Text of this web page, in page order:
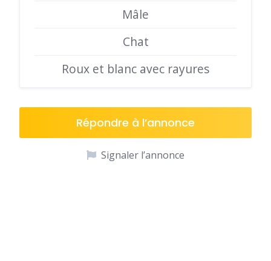
Mâle
Chat
Roux et blanc avec rayures
Répondre à l’annonce
Signaler l’annonce